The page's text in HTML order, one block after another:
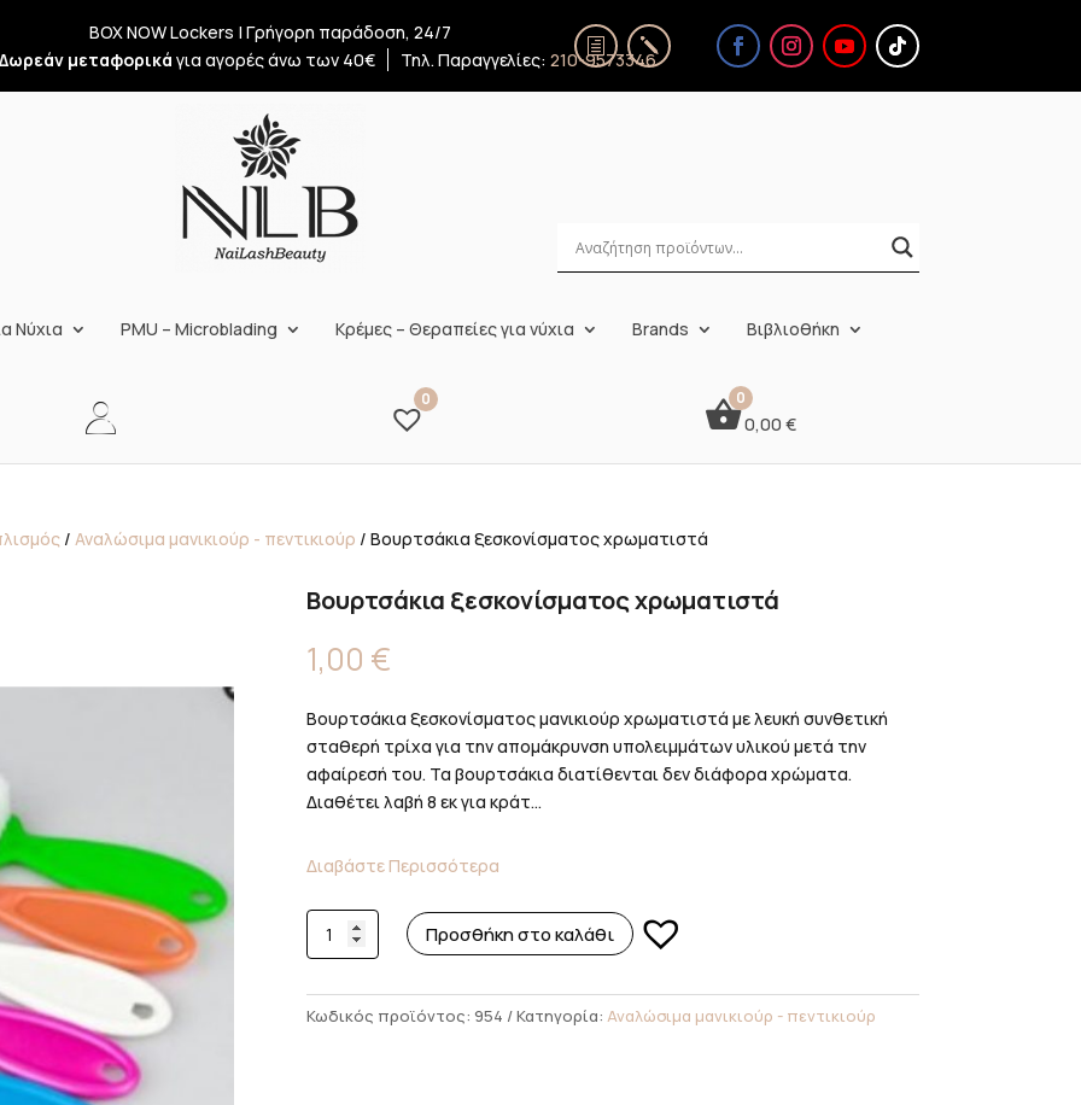
BOX NOW Lockers | Γρήγορη παράδοση, 24/7
Δωρεάν μεταφορικά για αγορές άνω των 40€ Τηλ. Παραγγελίες: 210-9573346
Νύχια PMU – Microblading Κρέμες – Θεραπείες για νύχια Brands Βιβλιοθήκη
0
0,00 €
/ Αναλώσιμα μανικιούρ - πεντικιούρ / Βουρτσάκια ξεσκονίσματος χρωματιστά
Βουρτσάκια ξεσκονίσματος χρωματιστά
1,00 €
Βουρτσάκια ξεσκονίσματος μανικιούρ χρωματιστά με λευκή συνθετική
σταθερή τρίχα για την απομάκρυνση υπολειμμάτων υλικού μετά την
αφαίρεσή του. Τα βουρτσάκια διατίθενται δεν διάφορα χρώματα.
Διαθέτει λαβή 8 εκ για κράτ...
Διαβάστε Περισσότερα
Βουρτσάκια
ξεσκονίσματος
ποσότητα
Προσθήκη στο καλάθι
Κωδικός προϊόντος: 954 Κατηγορία: Αναλώσιμα μανικιούρ - πεντικιούρ